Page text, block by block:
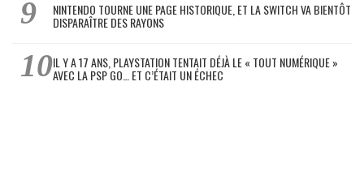
NINTENDO TOURNE UNE PAGE HISTORIQUE, ET LA SWITCH VA BIENTÔT
DISPARAÎTRE DES RAYONS
IL Y A 17 ANS, PLAYSTATION TENTAIT DÉJÀ LE « TOUT NUMÉRIQUE »
AVEC LA PSP GO… ET C’ÉTAIT UN ÉCHEC